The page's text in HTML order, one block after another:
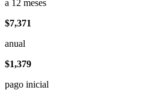
a 12 meses
$7,371
anual
$1,379
pago inicial